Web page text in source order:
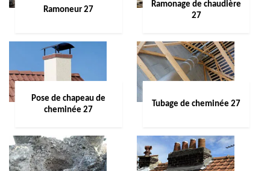
Ramoneur 27
Ramonage de chaudière
27
Pose de chapeau de
cheminée 27
Tubage de cheminée 27